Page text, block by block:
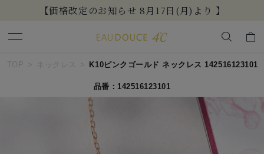
【価格改定のお知らせ 8月17日(月)より 】
キーワードで検索する
人気検索キーワード
#ダイヤモンド ネックレス
TOP ネックレス K10ピンクゴールド ネックレス 142516123101
品番：142516123101